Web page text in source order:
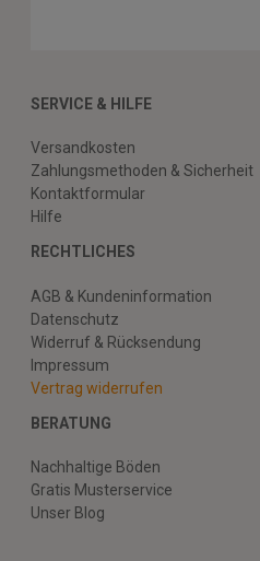
SERVICE & HILFE
Versandkosten
Zahlungsmethoden & Sicherheit
Kontaktformular
Hilfe
RECHTLICHES
AGB & Kundeninformation
Datenschutz
Widerruf & Rücksendung
Impressum
Vertrag widerrufen
BERATUNG
Nachhaltige Böden
Gratis Musterservice
Unser Blog